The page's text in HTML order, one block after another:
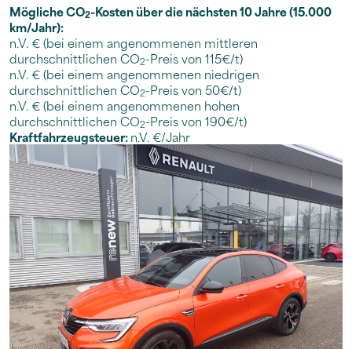
Mögliche CO2-Kosten über die nächsten 10 Jahre (15.000
km/Jahr):
n.V. € (bei einem angenommenen mittleren
durchschnittlichen CO2-Preis von 115€/t)
n.V. € (bei einem angenommenen niedrigen
durchschnittlichen CO2-Preis von 50€/t)
n.V. € (bei einem angenommenen hohen
durchschnittlichen CO2-Preis von 190€/t)
Kraftfahrzeugsteuer:n.V. €/Jahr